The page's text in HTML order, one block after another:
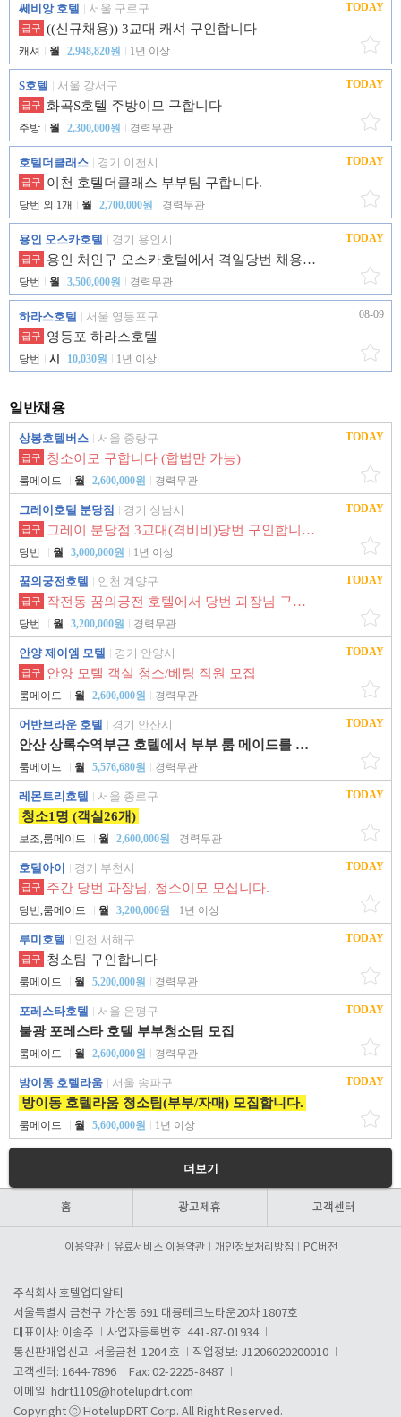
쎄비앙 호텔 서울 구로구
급구 ((신규채용)) 3교대 캐셔 구인합니다
캐셔 월 2,948,820원 1년 이상
TODAY
S호텔 서울 강서구
급구 화곡S호텔 주방이모 구합니다
주방 월 2,300,000원 경력무관
TODAY
호텔더클래스 경기 이천시
급구 이천 호텔더클래스 부부팀 구합니다.
당번 외 1개 월 2,700,000원 경력무관
TODAY
용인 오스카호텔 경기 용인시
급구 용인 처인구 오스카호텔에서 격일당번 채용합니다
당번 월 3,500,000원 경력무관
TODAY
하라스호텔 서울 영등포구
급구 영등포 하라스호텔
당번 시 10,030원 1년 이상
08-09
일반채용
상봉호텔버스 서울 중랑구
급구 청소이모 구합니다 (합법만 가능)
룸메이드 월 2,600,000원 경력무관
TODAY
그레이호텔 분당점 경기 성남시
급구 그레이 분당점 3교대(격비비)당번 구인합니다.
당번 월 3,000,000원 1년 이상
TODAY
꿈의궁전호텔 인천 계양구
급구 작전동 꿈의궁전 호텔에서 당번 과장님 구인합니다.
당번 월 3,200,000원 경력무관
TODAY
안양 제이엠 모텔 경기 안양시
급구 안양 모텔 객실 청소/베팅 직원 모집
룸메이드 월 2,600,000원 경력무관
TODAY
어반브라운 호텔 경기 안산시
안산 상록수역부근 호텔에서 부부 룸 메이드를 구합니다.
룸메이드 월 5,576,680원 경력무관
TODAY
레몬트리호텔 서울 종로구
청소1명 (객실26개)
보조,룸메이드 월 2,600,000원 경력무관
TODAY
호텔아이 경기 부천시
급구 주간 당번 과장님, 청소이모 모십니다.
당번,룸메이드 월 3,200,000원 1년 이상
TODAY
루미호텔 인천 서해구
급구 청소팀 구인합니다
룸메이드 월 5,200,000원 경력무관
TODAY
포레스타호텔 서울 은평구
불광 포레스타 호텔 부부청소팀 모집
룸메이드 월 2,600,000원 경력무관
TODAY
방이동 호텔라움 서울 송파구
방이동 호텔라움 청소팀(부부/자매) 모집합니다.
룸메이드 월 5,600,000원 1년 이상
TODAY
더보기
홈 광고제휴 고객센터
이용약관 유료서비스 이용약관 개인정보처리방침 PC버전
주식회사 호텔업디알티
서울특별시 금천구 가산동 691 대륭테크노타운20차 1807호
대표이사: 이송주
사업자등록번호: 441-87-01934
통신판매업신고: 서울금천-1204 호
직업정보: J1206020200010
고객센터: 1644-7896
Fax: 02-2225-8487
이메일: hdrt1109@hotelupdrt.com
Copyright ⓒ HotelupDRT Corp. All Right Reserved.